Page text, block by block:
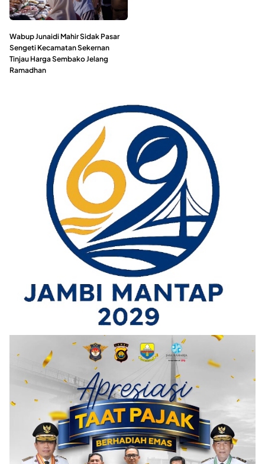
Wabup Junaidi Mahir Sidak Pasar
Sengeti Kecamatan Sekernan
Tinjau Harga Sembako Jelang
Ramadhan